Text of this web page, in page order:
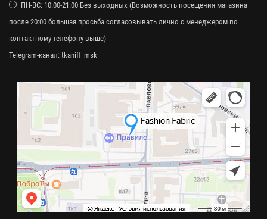
ПН-ВС: 10:00-21:00 Без выходных (Возможность посещения магазина
после 20:00 большая просьба согласовывать лично с менеджером по
контактному телефону выше)
Telegram-канал: tkaniff_msk